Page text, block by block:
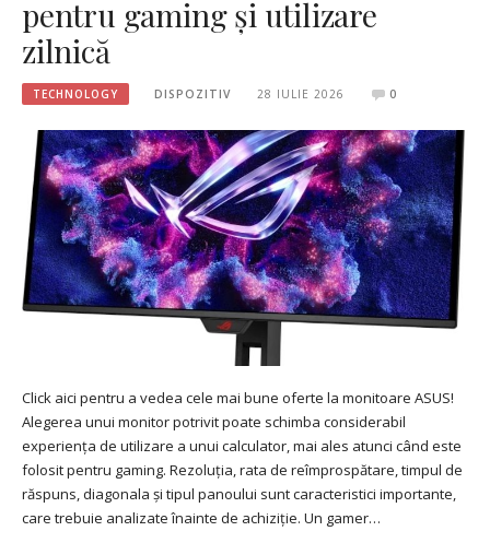
pentru gaming și utilizare
zilnică
TECHNOLOGY DISPOZITIV 28 IULIE 2026 0
Click aici pentru a vedea cele mai bune oferte la monitoare ASUS!
Alegerea unui monitor potrivit poate schimba considerabil
experiența de utilizare a unui calculator, mai ales atunci când este
folosit pentru gaming. Rezoluția, rata de reîmprospătare, timpul de
răspuns, diagonala și tipul panoului sunt caracteristici importante,
care trebuie analizate înainte de achiziție. Un gamer…